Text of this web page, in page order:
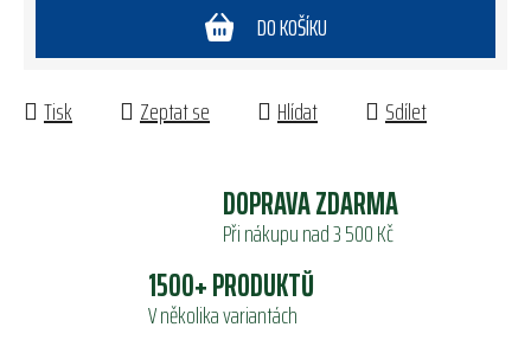
DO KOŠÍKU
Tisk Zeptat se Hlídat Sdílet
DOPRAVA ZDARMA
Při nákupu nad 3 500 Kč
1500+ PRODUKTŮ
V několika variantách